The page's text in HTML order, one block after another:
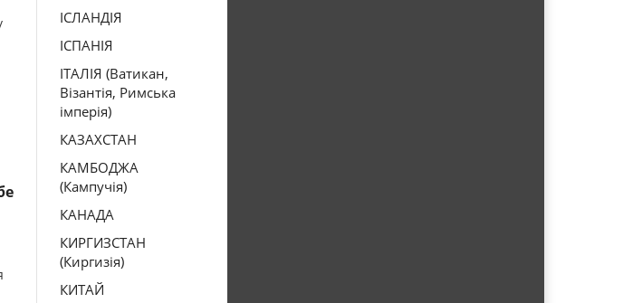
ІСЛАНДІЯ
ІСПАНІЯ
ІТАЛІЯ (Ватикан,
Візантія, Римська
імперія)
КАЗАХСТАН
КАМБОДЖА
(Кампучія)
КАНАДА
КИРГИЗСТАН
(Киргизія)
КИТАЙ